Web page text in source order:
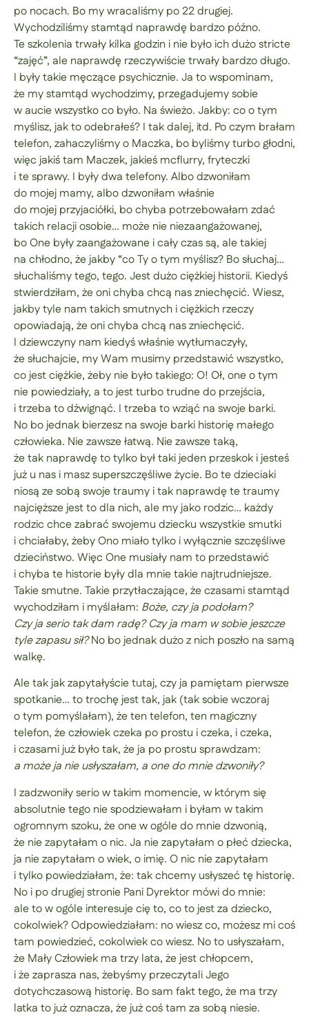
po nocach. Bo my wracaliśmy po 22 drugiej.
Wychodziliśmy stamtąd naprawdę bardzo późno.
Te szkolenia trwały kilka godzin i nie było ich dużo stricte
“zajęć”, ale naprawdę rzeczywiście trwały bardzo długo.
I były takie męczące psychicznie. Ja to wspominam,
że my stamtąd wychodzimy, przegadujemy sobie
w aucie wszystko co było. Na świeżo. Jakby: co o tym
myślisz, jak to odebrałeś? I tak dalej, itd. Po czym brałam
telefon, zahaczyliśmy o Maczka, bo byliśmy turbo głodni,
więc jakiś tam Maczek, jakieś mcflurry, fryteczki
i te sprawy. I były dwa telefony. Albo dzwoniłam
do mojej mamy, albo dzwoniłam właśnie
do mojej przyjaciółki, bo chyba potrzebowałam zdać
takich relacji osobie… może nie niezaangażowanej,
bo One były zaangażowane i cały czas są, ale takiej
na chłodno, że jakby “co Ty o tym myślisz? Bo słuchaj…
słuchaliśmy tego, tego. Jest dużo ciężkiej historii. Kiedyś
stwierdziłam, że oni chyba chcą nas zniechęcić. Wiesz,
jakby tyle nam takich smutnych i ciężkich rzeczy
opowiadają, że oni chyba chcą nas zniechęcić.
I dziewczyny nam kiedyś właśnie wytłumaczyły,
że słuchajcie, my Wam musimy przedstawić wszystko,
co jest ciężkie, żeby nie było takiego: O! Oł, one o tym
nie powiedziały, a to jest turbo trudne do przejścia,
i trzeba to dźwignąć. I trzeba to wziąć na swoje barki.
No bo jednak bierzesz na swoje barki historię małego
człowieka. Nie zawsze łatwą. Nie zawsze taką,
że tak naprawdę to tylko był taki jeden przeskok i jesteś
już u nas i masz superszczęśliwe życie. Bo te dzieciaki
niosą ze sobą swoje traumy i tak naprawdę te traumy
najcięższe jest to dla nich, ale my jako rodzic… każdy
rodzic chce zabrać swojemu dziecku wszystkie smutki
i chciałaby, żeby Ono miało tylko i wyłącznie szczęśliwe
dzieciństwo. Więc One musiały nam to przedstawić
i chyba te historie były dla mnie takie najtrudniejsze.
Takie smutne. Takie przytłaczające, że czasami stamtąd
wychodziłam i myślałam: Boże, czy ja podołam?
Czy ja serio tak dam radę? Czy ja mam w sobie jeszcze
tyle zapasu sił?No bo jednak dużo z nich poszło na samą
walkę.
Ale tak jak zapytałyście tutaj, czy ja pamiętam pierwsze
spotkanie… to trochę jest tak, jak (tak sobie wczoraj
o tym pomyślałam), że ten telefon, ten magiczny
telefon, że człowiek czeka po prostu i czeka, i czeka,
i czasami już było tak, że ja po prostu sprawdzam:
a może ja nie usłyszałam, a one do mnie dzwoniły?
I zadzwoniły serio w takim momencie, w którym się
absolutnie tego nie spodziewałam i byłam w takim
ogromnym szoku, że one w ogóle do mnie dzwonią,
że nie zapytałam o nic. Ja nie zapytałam o płeć dziecka,
ja nie zapytałam o wiek, o imię. O nic nie zapytałam
i tylko powiedziałam, że: tak chcemy usłyszeć tę historię.
No i po drugiej stronie Pani Dyrektor mówi do mnie:
ale to w ogóle interesuje cię to, co to jest za dziecko,
cokolwiek? Odpowiedziałam: no wiesz co, możesz mi coś
tam powiedzieć, cokolwiek co wiesz. No to usłyszałam,
że Mały Człowiek ma trzy lata, że jest chłopcem,
i że zaprasza nas, żebyśmy przeczytali Jego
dotychczasową historię. Bo sam fakt tego, że ma trzy
latka to już oznacza, że już coś tam za sobą niesie.